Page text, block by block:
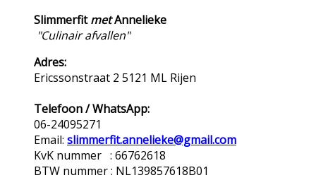
SlimmerfitmetAnnelieke
"Culinair afvallen"
Adres:
Ericssonstraat 2 5121 ML Rijen
Telefoon / WhatsApp:
06-24095271
Email: slimmerfit.annelieke@gmail.com
KvK nummer : 66762618
BTW nummer : NL139857618B01